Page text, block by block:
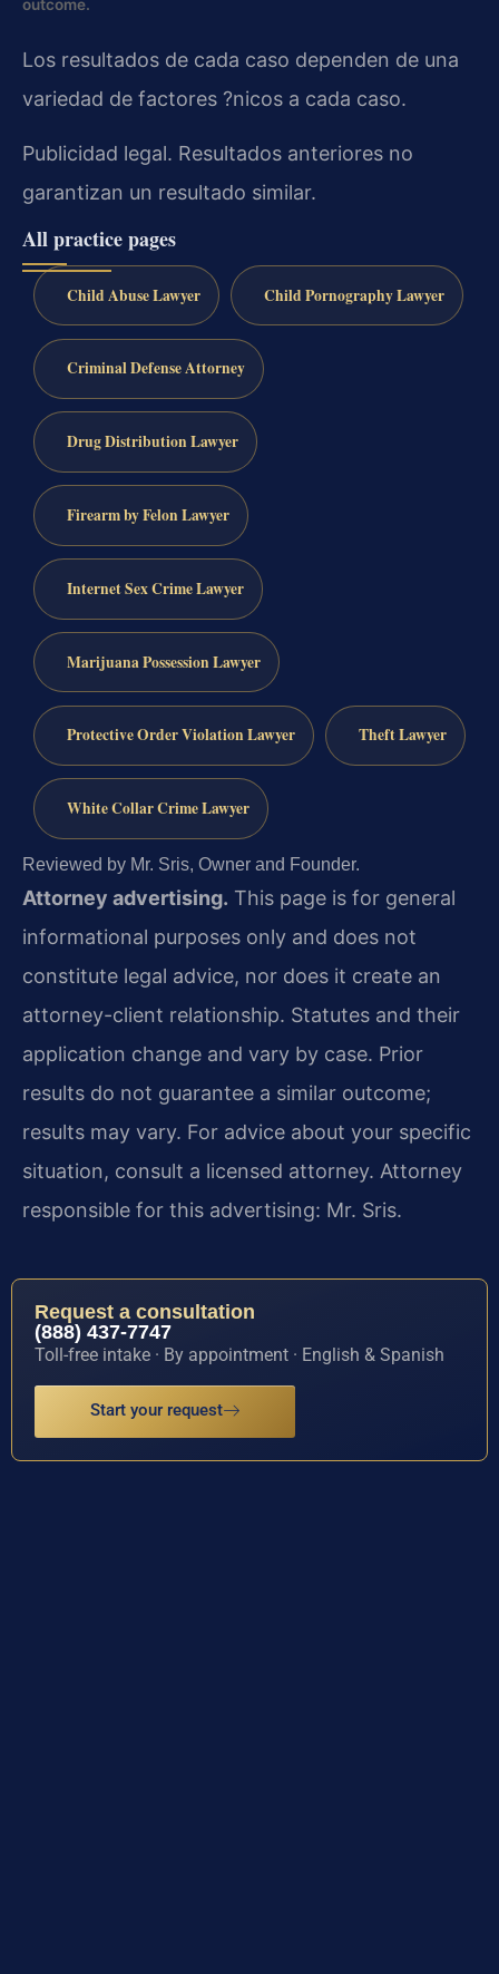
outcome.
Los resultados de cada caso dependen de una
variedad de factores ?nicos a cada caso.
Publicidad legal. Resultados anteriores no
garantizan un resultado similar.
All practice pages
Child Abuse Lawyer Child Pornography Lawyer
Criminal Defense Attorney
Drug Distribution Lawyer
Firearm by Felon Lawyer
Internet Sex Crime Lawyer
Marijuana Possession Lawyer
Protective Order Violation Lawyer Theft Lawyer
White Collar Crime Lawyer
Reviewed by Mr. Sris, Owner and Founder.
Attorney advertising. This page is for general
informational purposes only and does not
constitute legal advice, nor does it create an
attorney-client relationship. Statutes and their
application change and vary by case. Prior
results do not guarantee a similar outcome;
results may vary. For advice about your specific
situation, consult a licensed attorney. Attorney
responsible for this advertising: Mr. Sris.
Request a consultation
(888) 437-7747
Toll-free intake · By appointment · English & Spanish
Start your request